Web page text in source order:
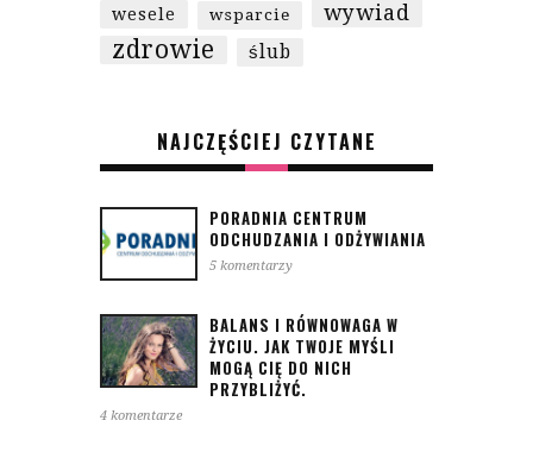
wesele wsparcie wywiad
zdrowie ślub
NAJCZĘŚCIEJ CZYTANE
PORADNIA CENTRUM
ODCHUDZANIA I ODŻYWIANIA
5 komentarzy
BALANS I RÓWNOWAGA W
ŻYCIU. JAK TWOJE MYŚLI
MOGĄ CIĘ DO NICH
PRZYBLIŻYĆ.
4 komentarze